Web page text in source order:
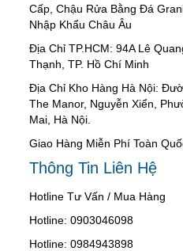
Cấp, Chậu Rửa Bằng Đá
Nhập Khẩu Châu Âu
Địa Chỉ TP.HCM: 94A Lê
Thạnh, TP. Hồ Chí Minh
Địa Chỉ Kho Hàng Hà Nội:
The Manor, Nguyễn Xiển,
Mai, Hà Nội.
Giao Hàng Miễn Phí Toàn
Thông Tin Liên Hệ
Hotline Tư Vấn / Mua Hàng
Hotline: 0903046098
Hotline: 0984943898